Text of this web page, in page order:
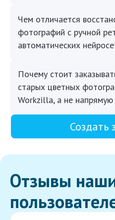
Чем отличается
фотографий с ручной
автоматических
Почему стоит
старых цветных
Workzilla, а не напрямую
Создать
Отзывы